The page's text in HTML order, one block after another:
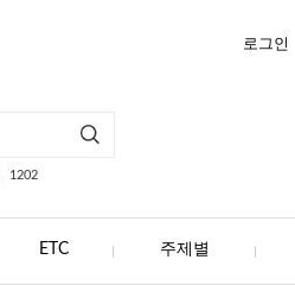
로그인
1202
ETC 주제별